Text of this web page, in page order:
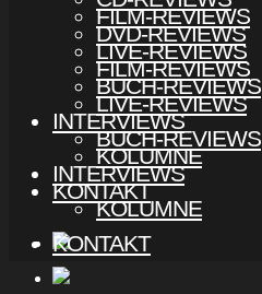
FILM-REVIEWS
LIVE-REVIEWS
BUCH-REVIEWS
INTERVIEWS
KOLUMNE
KONTAKT
DVD-REVIEWS
FILM-REVIEWS
LIVE-REVIEWS
BUCH-REVIEWS
INTERVIEWS
KOLUMNE
KONTAKT